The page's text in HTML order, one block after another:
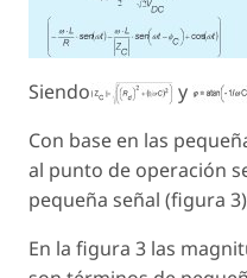
Siendo
y
Con base en las
al punto de operación
pequeña señal (figura
En la figura 3 las